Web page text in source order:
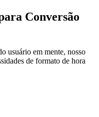
Conversão
usuário em mente, nosso
de formato de hora